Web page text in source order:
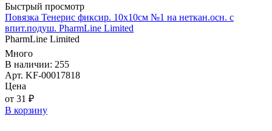
Быстрый просмотр
Повязка Тенерис фиксир. 10х10см №1 на неткан.осн. с
впит.подуш. PharmLine Limited
PharmLine Limited
Много
В наличии: 255
Арт. KF-00017818
Цена
от 31 ₽
В корзину